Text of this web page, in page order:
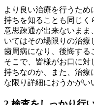
より良い治療を行うた
持ちを知ることも同じく
意思疎通が出来ないまま
いてはその場限りの治
歯周病になり、後悔する
そこで、皆様がお口に対
持ちなのか、また、治療
な限り詳細におうかがい